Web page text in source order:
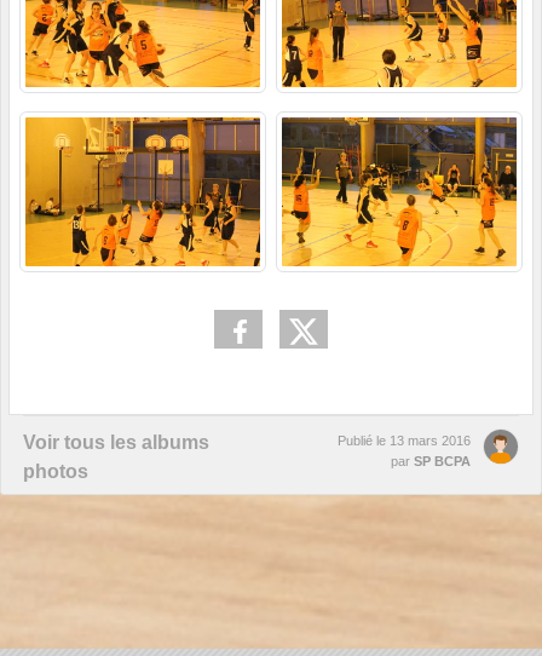
Voir tous les albums
photos
Publié le 13 mars 2016
par SP BCPA